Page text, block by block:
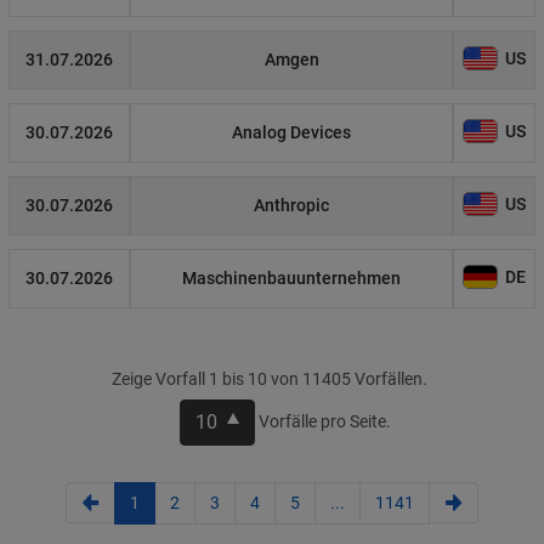
31.07.2026 Amgen US
30.07.2026 Analog Devices US
30.07.2026 Anthropic US
30.07.2026 Maschinenbauunternehmen DE
Zeige Vorfall 1 bis 10 von 11405 Vorfällen.
10 Vorfälle pro Seite.
1 2 3 4 5 ... 1141